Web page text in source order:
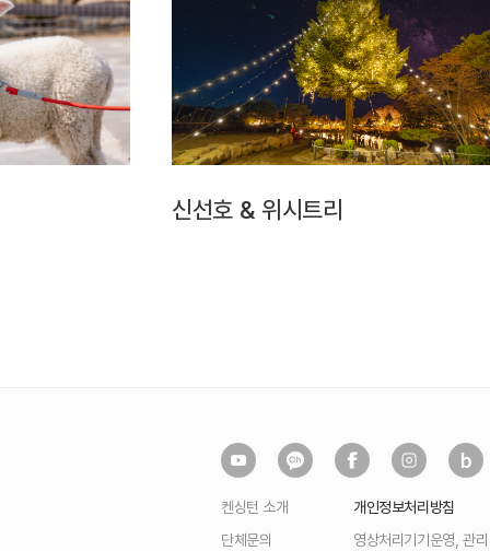
신선호 & 위시트리
켄싱턴 소개
단체문의
개인정보처리방침
영상처리기기운영, 관